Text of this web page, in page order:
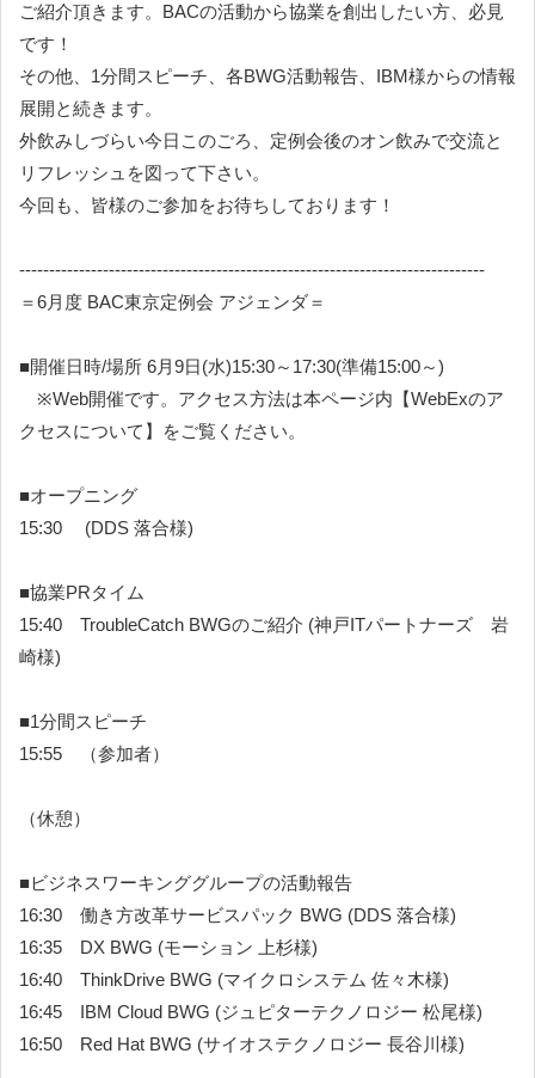
ご紹介頂きます。BACの活動から協業を創出したい方、必見
です！
その他、1分間スピーチ、各BWG活動報告、IBM様からの情報
展開と続きます。
外飲みしづらい今日このごろ、定例会後のオン飲みで交流と
リフレッシュを図って下さい。
今回も、皆様のご参加をお待ちしております！
------------------------------------------------------------------------------
＝6月度 BAC東京定例会 アジェンダ＝
■開催日時/場所 6月9日(水)15:30～17:30(準備15:00～)
※Web開催です。アクセス方法は本ページ内【WebExのア
クセスについて 】をご覧ください。
■オープニング
15:30
(DDS 落合様)
■協業PRタイム
15:40 TroubleCatch BWGのご紹介 (神戸ITパートナーズ 岩
崎様)
■1分間スピーチ
15:55 （参加者）
（休憩）
■ビジネスワーキンググループの活動報告
16:30 働き方改革サービスパック BWG (DDS 落合様)
16:35 DX BWG (モーション 上杉様)
16:40 ThinkDrive BWG (マイクロシステム 佐々木様)
16:45 IBM Cloud BWG (ジュピターテクノロジー 松尾様)
16:50 Red Hat BWG (サイオステクノロジー 長谷川様)